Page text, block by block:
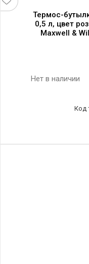
Термос-
0,5 л, цвет
Maxwell &
Нет в наличии